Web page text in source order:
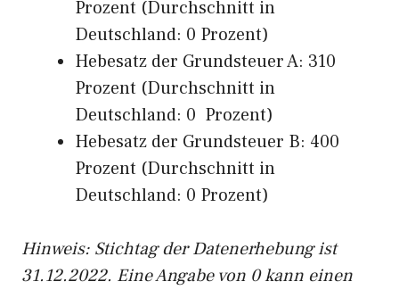
Prozent (Durchschnitt in
Deutschland: 0 Prozent)
Hebesatz der Grundsteuer A: 310
Prozent (Durchschnitt in
Deutschland: 0 Prozent)
Hebesatz der Grundsteuer B: 400
Prozent (Durchschnitt in
Deutschland: 0 Prozent)
Hinweis: Stichtag der Datenerhebung ist
31.12.2022. Eine Angabe von 0 kann einen